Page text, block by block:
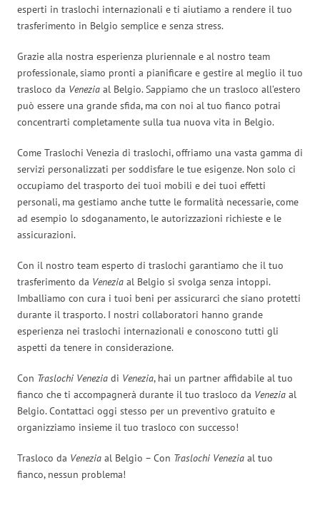
esperti in traslochi internazionali e ti aiutiamo a rendere il tuo
trasferimento in Belgio semplice e senza stress.
Grazie alla nostra esperienza pluriennale e al nostro team
professionale, siamo pronti a pianificare e gestire al meglio il tuo
trasloco da Venezia al Belgio. Sappiamo che un trasloco all’estero
può essere una grande sfida, ma con noi al tuo fianco potrai
concentrarti completamente sulla tua nuova vita in Belgio.
Come Traslochi Venezia di traslochi, offriamo una vasta gamma di
servizi personalizzati per soddisfare le tue esigenze. Non solo ci
occupiamo del trasporto dei tuoi mobili e dei tuoi effetti
personali, ma gestiamo anche tutte le formalità necessarie, come
ad esempio lo sdoganamento, le autorizzazioni richieste e le
assicurazioni.
Con il nostro team esperto di traslochi garantiamo che il tuo
trasferimento da Venezia al Belgio si svolga senza intoppi.
Imballiamo con cura i tuoi beni per assicurarci che siano protetti
durante il trasporto. I nostri collaboratori hanno grande
esperienza nei traslochi internazionali e conoscono tutti gli
aspetti da tenere in considerazione.
Con Traslochi Venezia di Venezia, hai un partner affidabile al tuo
fianco che ti accompagnerà durante il tuo trasloco da Venezia al
Belgio. Contattaci oggi stesso per un preventivo gratuito e
organizziamo insieme il tuo trasloco con successo!
Trasloco da Venezia al Belgio – Con Traslochi Venezia al tuo
fianco, nessun problema!